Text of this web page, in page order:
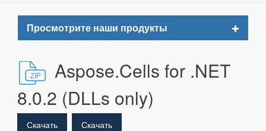
Просмотрите наши продукты
Toggle
Aspose.Cells for .NET
8.0.2 (DLLs only)
Скачать Скачать